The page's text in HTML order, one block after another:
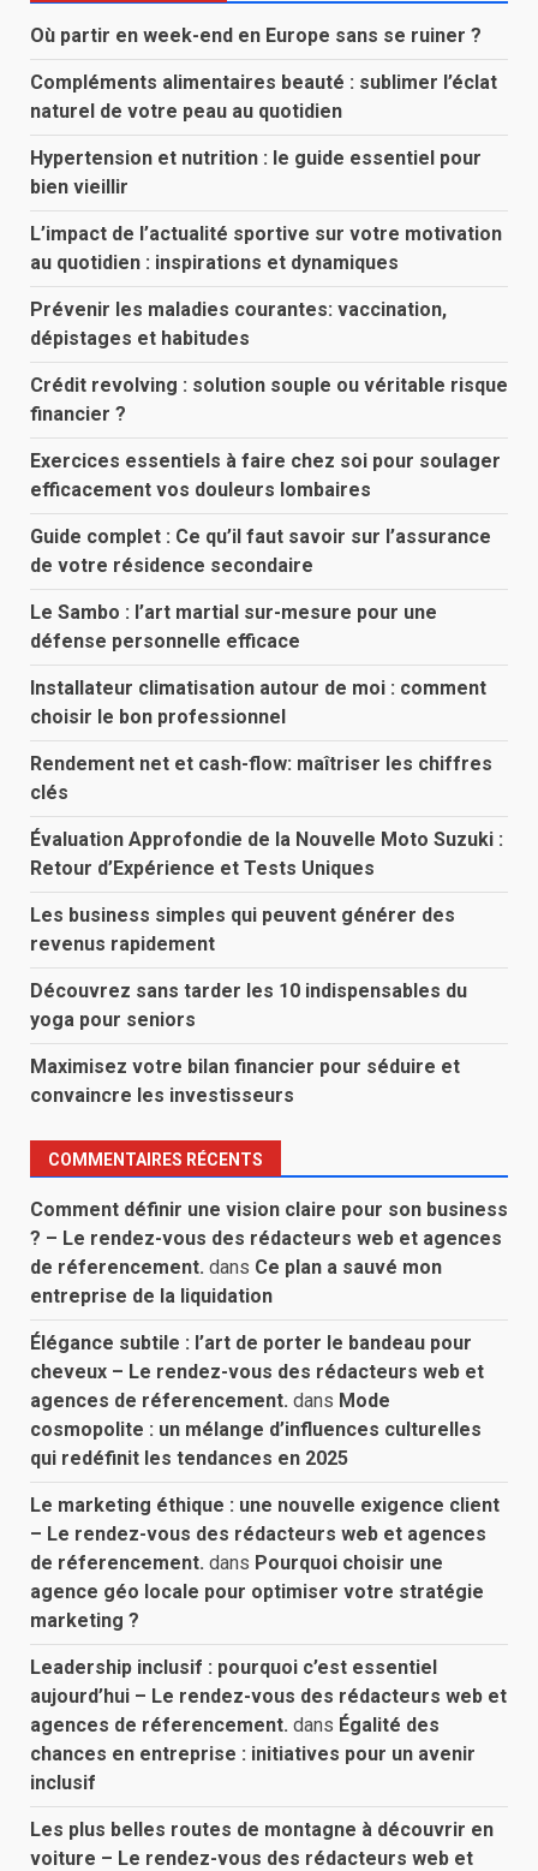
Où partir en week-end en Europe sans se ruiner ?
Compléments alimentaires beauté : sublimer l’éclat
naturel de votre peau au quotidien
Hypertension et nutrition : le guide essentiel pour
bien vieillir
L’impact de l’actualité sportive sur votre motivation
au quotidien : inspirations et dynamiques
Prévenir les maladies courantes: vaccination,
dépistages et habitudes
Crédit revolving : solution souple ou véritable risque
financier ?
Exercices essentiels à faire chez soi pour soulager
efficacement vos douleurs lombaires
Guide complet : Ce qu’il faut savoir sur l’assurance
de votre résidence secondaire
Le Sambo : l’art martial sur-mesure pour une
défense personnelle efficace
Installateur climatisation autour de moi : comment
choisir le bon professionnel
Rendement net et cash-flow: maîtriser les chiffres
clés
Évaluation Approfondie de la Nouvelle Moto Suzuki :
Retour d’Expérience et Tests Uniques
Les business simples qui peuvent générer des
revenus rapidement
Découvrez sans tarder les 10 indispensables du
yoga pour seniors
Maximisez votre bilan financier pour séduire et
convaincre les investisseurs
COMMENTAIRES RÉCENTS
Comment définir une vision claire pour son business
? – Le rendez-vous des rédacteurs web et agences
de réferencement. dans Ce plan a sauvé mon
entreprise de la liquidation
Élégance subtile : l’art de porter le bandeau pour
cheveux – Le rendez-vous des rédacteurs web et
agences de réferencement. dans Mode
cosmopolite : un mélange d’influences culturelles
qui redéfinit les tendances en 2025
Le marketing éthique : une nouvelle exigence client
– Le rendez-vous des rédacteurs web et agences
de réferencement. dans Pourquoi choisir une
agence géo locale pour optimiser votre stratégie
marketing ?
Leadership inclusif : pourquoi c’est essentiel
aujourd’hui – Le rendez-vous des rédacteurs web et
agences de réferencement. dans Égalité des
chances en entreprise : initiatives pour un avenir
inclusif
Les plus belles routes de montagne à découvrir en
voiture – Le rendez-vous des rédacteurs web et